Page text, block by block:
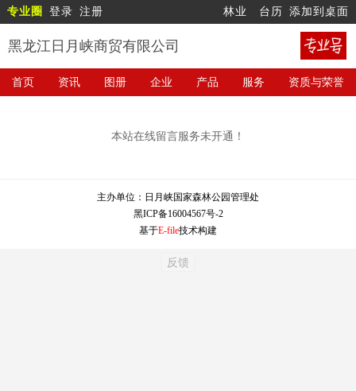
专业圈 登录 注册 林业 台历 添加到桌面
黑龙江日月峡商贸有限公司
首页 资讯 图册 企业 产品 服务 资质与荣誉
本站在线留言服务未开通！
主办单位： 日月峡国家森林公园管理处
黑ICP备16004567号-2
基于E-file技术构建
反馈